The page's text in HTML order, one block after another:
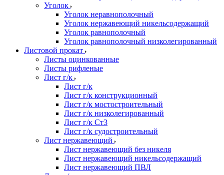
Уголок
Уголок неравнополочный
Уголок нержавеющий никельсодержащий
Уголок равнополочный
Уголок равнополочный низколегированный
Листовой прокат
Листы оцинкованные
Листы рифленые
Лист г/к
Лист г/к
Лист г/к конструкционный
Лист г/к мостостроительный
Лист г/к низколегированный
Лист г/к Ст3
Лист г/к судостроительный
Лист нержавеющий
Лист нержавеющий без никеля
Лист нержавеющий никельсодержащий
Лист нержавеющий ПВЛ